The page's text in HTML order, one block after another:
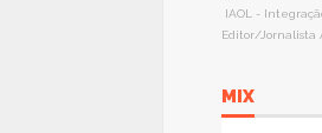
IAOL -
Editor/Jornalista
MIX